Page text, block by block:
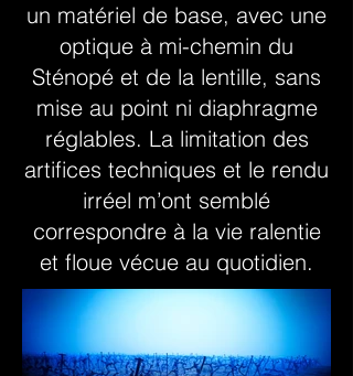
un matériel de base, avec une
optique à mi-chemin du
Sténopé et de la lentille, sans
mise au point ni diaphragme
réglables. La limitation des
artifices techniques et le rendu
irréel m’ont semblé
correspondre à la vie ralentie
et floue vécue au quotidien.